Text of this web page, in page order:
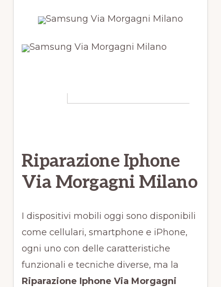
Riparazione Iphone
Via Morgagni Milano
I dispositivi mobili oggi sono disponibili
come cellulari, smartphone e iPhone,
ogni uno con delle caratteristiche
funzionali e tecniche diverse, ma la
Riparazione Iphone Via Morgagni